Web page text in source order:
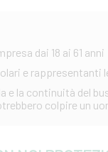
dai 18 ai 61 anni
e rappresentanti
e la continuità del
colpire un